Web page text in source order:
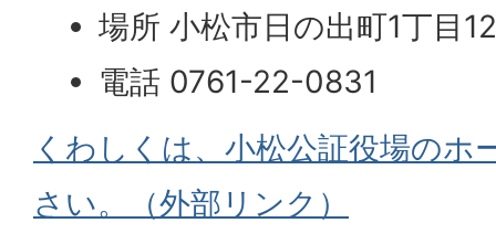
場所 小松市日の出町1丁目
電話 0761-22-0831
くわしくは、小松公証役場のホ
さい。（外部リンク）